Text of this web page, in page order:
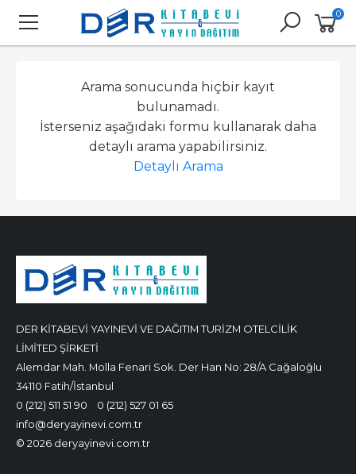
0
Arama sonucunda hiçbir kayıt
bulunamadı.
İsterseniz aşağıdaki formu kullanarak daha
detaylı arama yapabilirsiniz.
Detaylı Arama
DER KİTABEVİ YAYINEVİ VE DAĞITIM TURİZM OTELCİLİK
LİMİTED ŞİRKETİ
Alemdar Mah. Molla Fenari Sok. Der Han No: 28/A Cağaloğlu
34110 Fatih/İstanbul
0 (212) 511 51 90
0 (212) 527 01 65
info@deryayinevi.com.tr
© 2026 deryayinevi.com.tr